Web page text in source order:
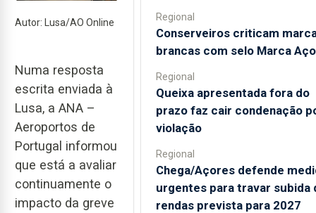
Autor: Lusa/AO Online
Numa resposta
escrita enviada à
Lusa, a ANA –
Aeroportos de
Portugal informou
que está a avaliar
continuamente o
impacto da greve
Regional
Conserveiros criticam
brancas com selo Marca
Regional
Queixa apresentada fora do
prazo faz cair condenação
violação
Regional
Chega/Açores defende
urgentes para travar subida
rendas prevista para 2027